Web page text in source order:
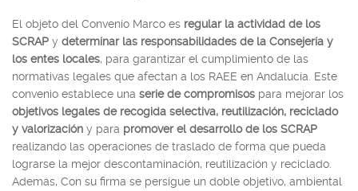
El objeto del Convenio Marco es regular la actividad de los
SCRAP y determinar las responsabilidades de la Consejería y
los entes locales, para garantizar el cumplimiento de las
normativas legales que afectan a los RAEE en Andalucía. Este
convenio establece una serie de compromisos para mejorar los
objetivos legales de recogida selectiva, reutilización, reciclado
y valorización y para promover el desarrollo de los SCRAP
realizando las operaciones de traslado de forma que pueda
lograrse la mejor descontaminación, reutilización y reciclado.
Además, Con su firma se persigue un doble objetivo, ambiental